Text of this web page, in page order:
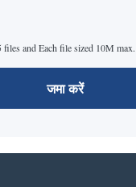
files and Each file sized 10M max.
जमा करें